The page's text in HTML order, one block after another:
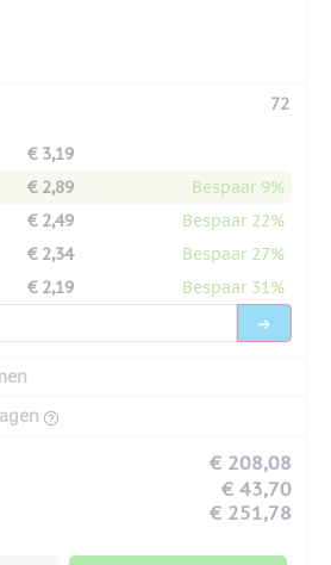
72
€ 3,19
€ 2,89
Bespaar 9%
€ 2,49
Bespaar 22%
€ 2,34
Bespaar 27%
€ 2,19
Bespaar 31%
€ 208,08
€ 43,70
€ 251,78